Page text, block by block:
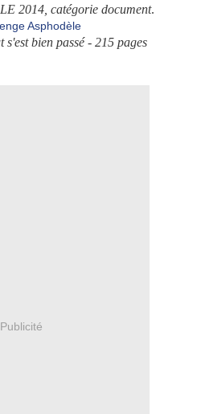
2014, catégorie document.
bien passé - 215 pages
Publicité